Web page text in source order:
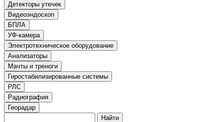
Детекторы утечек
Видеоэндоскоп
БПЛА
УФ-камера
Электротехническое оборудование
Анализаторы
Мачты и треноги
Гиростабилизированные системы
РЛС
Радиография
Георадар
Найти